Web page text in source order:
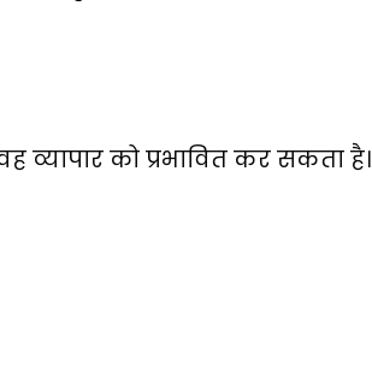
व्यापार को प्रभावित कर सकता है।